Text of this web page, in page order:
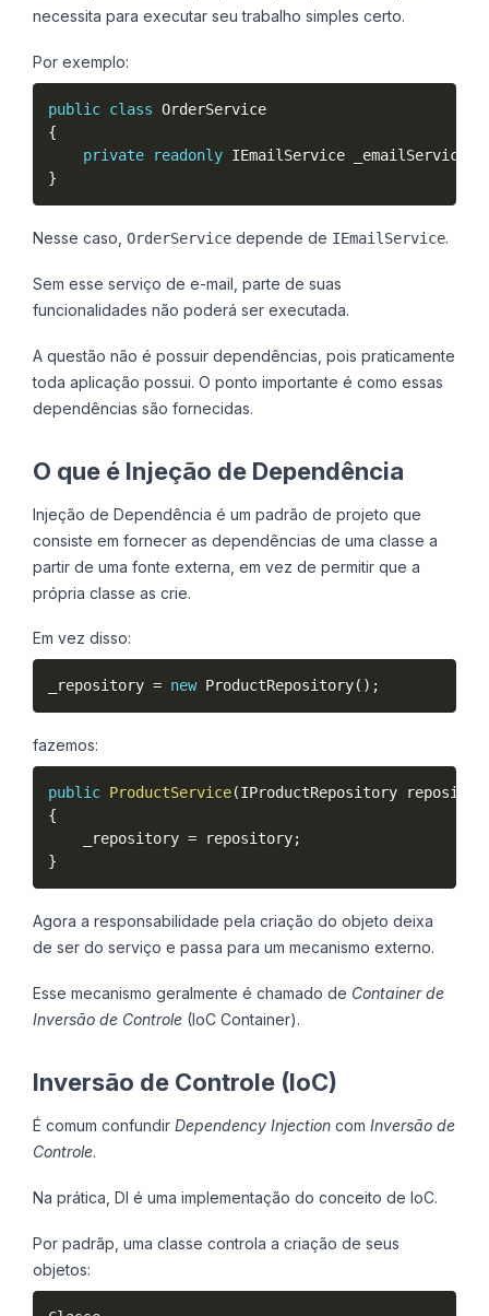
necessita para executar seu trabalho simples certo.
Por exemplo:
public class OrderService
{
private
readonly IEmailService _emailService
}
Nesse caso, OrderService depende de IEmailService.
Sem esse serviço de e-mail, parte de suas
funcionalidades não poderá ser executada.
A questão não é possuir dependências, pois praticamente
toda aplicação possui. O ponto importante é como essas
dependências são fornecidas.
O que é Injeção de Dependência
Injeção de Dependência é um padrão de projeto que
consiste em fornecer as dependências de uma classe a
partir de uma fonte externa, em vez de permitir que a
própria classe as crie.
Em vez disso:
_repository = new ProductRepository( ) ;
fazemos:
public ProductService(IProductRepository
{
    _repository
= repository;
}
Agora a responsabilidade pela criação do objeto deixa
de ser do serviço e passa para um mecanismo externo.
Esse mecanismo geralmente é chamado de Container de
Inversão de Controle (IoC Container).
Inversão de Controle (IoC)
É comum confundir Dependency Injection com Inversão de
Controle.
Na prática, DI é uma implementação do conceito de IoC.
Por padrãp, uma classe controla a criação de seus
objetos: